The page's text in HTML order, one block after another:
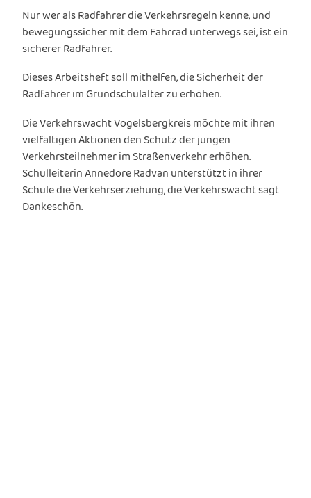
Nur wer als Radfahrer die Verkehrsregeln kenne, und
bewegungssicher mit dem Fahrrad unterwegs sei, ist ein
sicherer Radfahrer.
Dieses Arbeitsheft soll mithelfen, die Sicherheit der
Radfahrer im Grundschulalter zu erhöhen.
Die Verkehrswacht Vogelsbergkreis möchte mit ihren
vielfältigen Aktionen den Schutz der jungen
Verkehrsteilnehmer im Straßenverkehr erhöhen.
Schulleiterin Annedore Radvan unterstützt in ihrer
Schule die Verkehrserziehung, die Verkehrswacht sagt
Dankeschön.